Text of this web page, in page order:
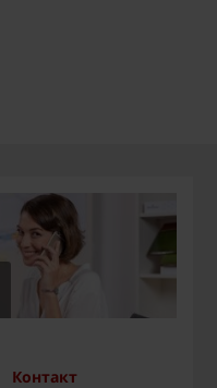
Контакт